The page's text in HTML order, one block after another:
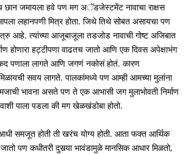
छान जमायला हवे पण मग अॅडजेस्टमेंट नावाचा राक्षस
लहानपणी मित्र होता. जिथे तिथे सोबत असायचा पण
आहे. त्यांच्या आजूबाजूला तडजोड नावाची गोष्ट अजिबात
होणारा हट्टीपणा वाढतच जातो आणि एक दिवस अपेक्षाभंग
पणाला लागते आणि जगणं नकोसं होतं. कारण
सवय लागते. पालकांमध्ये पण आम्ही आमच्या मुलांना
भावना असते पण ते एक आभासी जग मुलाभोवती निर्माण
पाला पडला की मग खेळखंडोबा होतो.
समजूत होती ती खरंच योग्य होती. आता फक्त आर्थिक
पण कधीतरी दुसर्‍या भावंडामुळे मानसिक आधार मिळतो,